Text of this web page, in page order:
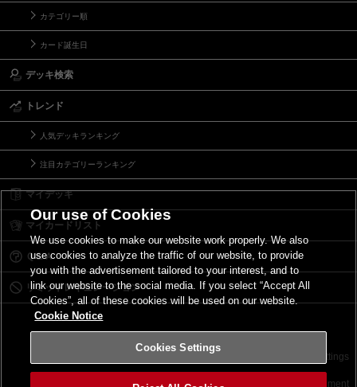
カテゴリー順
カード誕生日
デッキ検索
トレンド
人気デッキランキング
注目カテゴリーランキング
マイデッキ
マイカードリスト
Ｑ＆Ａ
リミットレギュレーション
サイトポリシー Cookies Settings
©2026 Konami Digital Entertainment
Our use of Cookies
We use cookies to make our website work properly. We also
use cookies to analyze the traffic of our website, to provide
you with the advertisement tailored to your interest, and to
link our website to the social media. If you select “Accept All
Cookies”, all of these cookies will be used on our website.
Cookie Notice
Cookies Settings